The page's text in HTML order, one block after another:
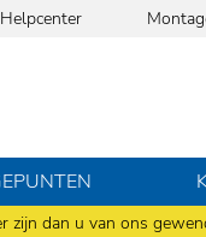
zijn dan u van ons
Helpcenter